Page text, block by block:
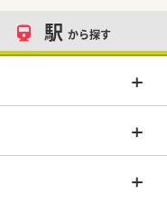
駅 から探す